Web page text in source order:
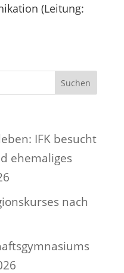
(Leitung:
Suchen
IFK besucht
ehemaliges
nach